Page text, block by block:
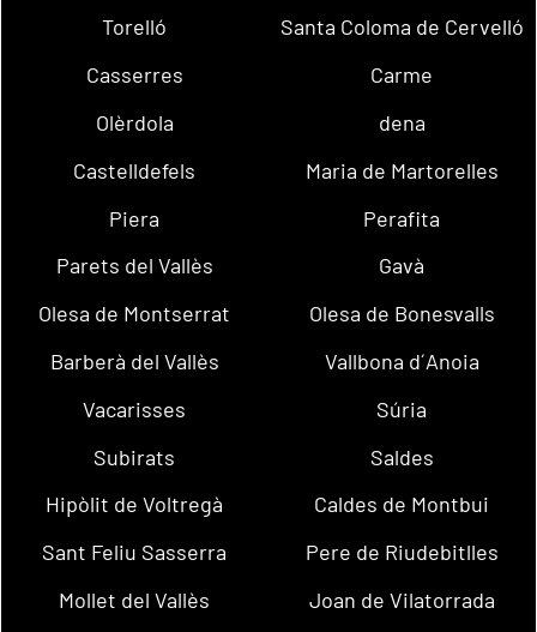
Torelló
Santa Coloma de Cervelló
Casserres
Carme
Olèrdola
dena
Castelldefels
Maria de Martorelles
Piera
Perafita
Parets del Vallès
Gavà
Olesa de Montserrat
Olesa de Bonesvalls
Barberà del Vallès
Vallbona d´Anoia
Vacarisses
Súria
Subirats
Saldes
Hipòlit de Voltregà
Caldes de Montbui
Sant Feliu Sasserra
Pere de Riudebitlles
Mollet del Vallès
Joan de Vilatorrada